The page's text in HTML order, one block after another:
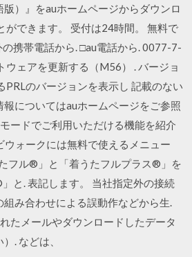
）』をauホームページからダウンロ
ができます。 受付は24時間。 無料で
携帯電話から. □au電話から. 0077-7-
ウェアを更新する（M56） . バージョ
PRLのバージョンを表示し 記載のない
についてはauホームページをご参照
ードでご利用いただける機能を紹介
ウォークには無料で使えるメニュー
フル®」と「着うたフルプラス®」を
と. 表記します。 当社指定外の接続
み合わせによる誤動作などから生.
たメールやダウンロードしたデータ
. などは、